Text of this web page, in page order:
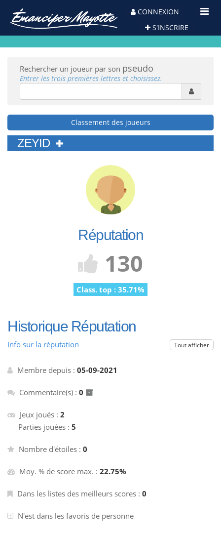
CONNEXION
S'INSCRIRE
Rechercher un joueur par son pseudo
Entrer les trois premières lettres et choisissez.
Classement des joueurs
ZEYID
Réputation
130
Class. top : 35.71%
Historique Réputation
Info sur la réputation Tout afficher
Membre depuis : 05-09-2021
Commentaire(s) : 0
Jeux joués : 2
Parties jouées : 5
Nombre d'étoiles : 0
Moy. % de score max. : 22.75%
Dans les listes des meilleurs scores : 0
N'est dans les favoris de personne